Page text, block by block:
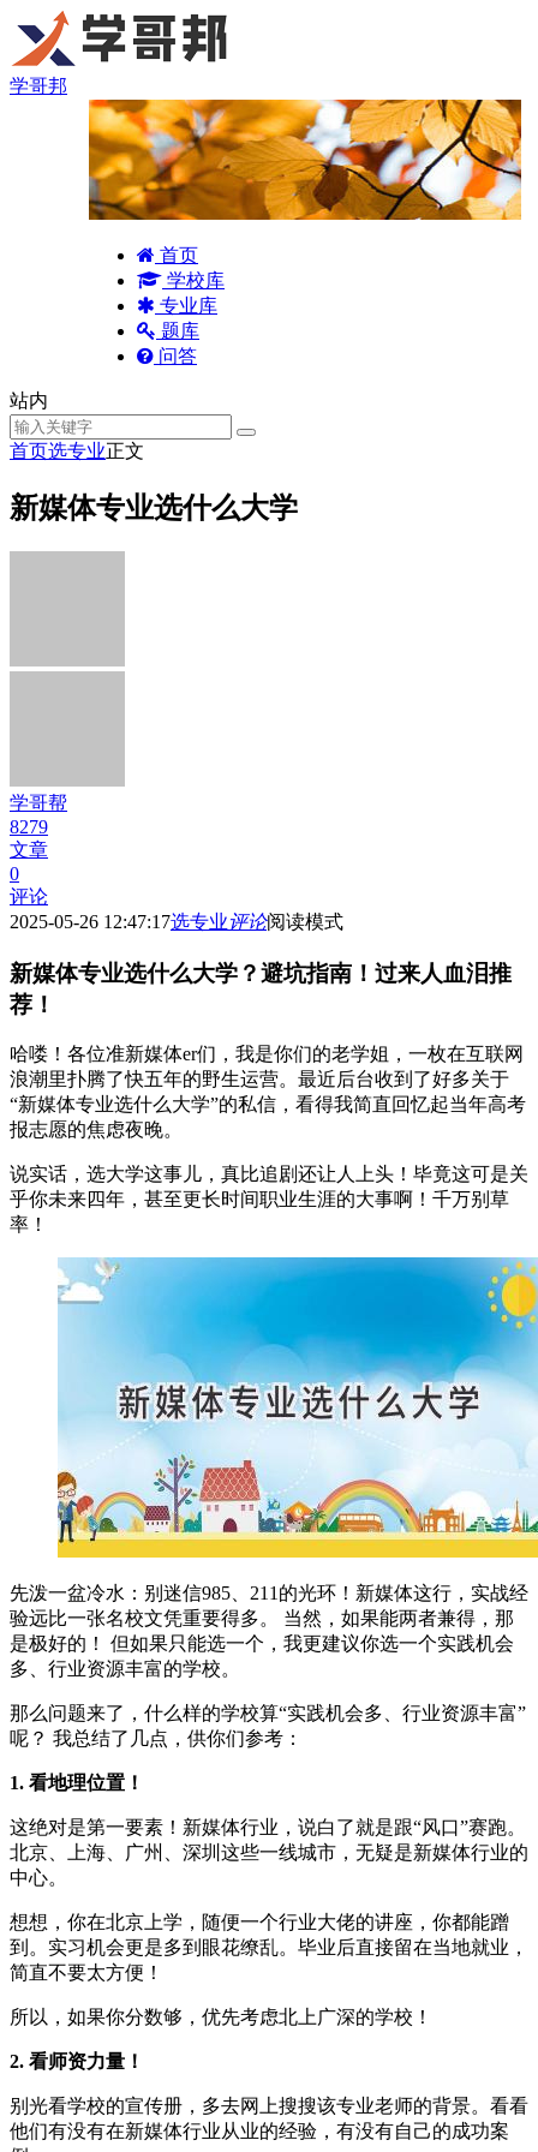
学哥邦
首页
学校库
专业库
题库
问答
站内
首页选专业正文
新媒体专业选什么大学
学哥帮
8279
文章
0
评论
2025-05-26 12:47:17选专业评论阅读模式
新媒体专业选什么大学？避坑指南！过来人血泪推
荐！
哈喽！各位准新媒体er们，我是你们的老学姐，一枚在互联网
浪潮里扑腾了快五年的野生运营。最近后台收到了好多关于
“新媒体专业选什么大学”的私信，看得我简直回忆起当年高考
报志愿的焦虑夜晚。
说实话，选大学这事儿，真比追剧还让人上头！毕竟这可是关
乎你未来四年，甚至更长时间职业生涯的大事啊！千万别草
率！
先泼一盆冷水：别迷信985、211的光环！新媒体这行，实战经
验远比一张名校文凭重要得多。 当然，如果能两者兼得，那
是极好的！ 但如果只能选一个，我更建议你选一个实践机会
多、行业资源丰富的学校。
那么问题来了，什么样的学校算“实践机会多、行业资源丰富”
呢？ 我总结了几点，供你们参考：
1. 看地理位置！
这绝对是第一要素！新媒体行业，说白了就是跟“风口”赛跑。
北京、上海、广州、深圳这些一线城市，无疑是新媒体行业的
中心。
想想，你在北京上学，随便一个行业大佬的讲座，你都能蹭
到。实习机会更是多到眼花缭乱。毕业后直接留在当地就业，
简直不要太方便！
所以，如果你分数够，优先考虑北上广深的学校！
2. 看师资力量！
别光看学校的宣传册，多去网上搜搜该专业老师的背景。看看
他们有没有在新媒体行业从业的经验，有没有自己的成功案